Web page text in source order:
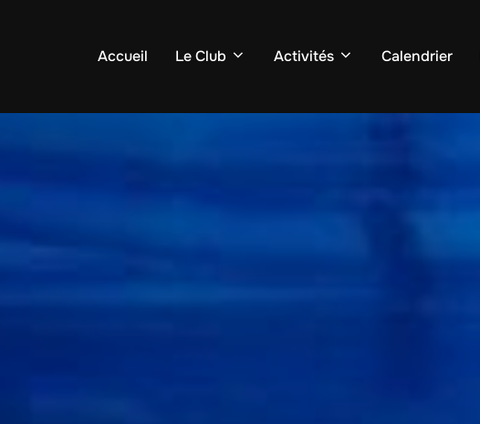
Accueil Le Club Activités Calendrier